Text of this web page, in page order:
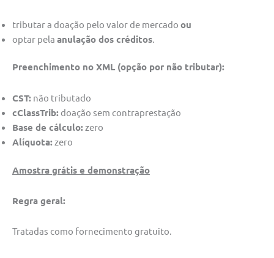
tributar a doação pelo valor de mercado ou
optar pela anulação dos créditos
Preenchimento no XML (opção por não tributar):
CST: não tributado
cClassTrib:doação sem contraprestação
Base de cálculo:zero
Alíquota:zero
Amostra grátis e demonstração
Regra geral:
Tratadas como fornecimento gratuito.